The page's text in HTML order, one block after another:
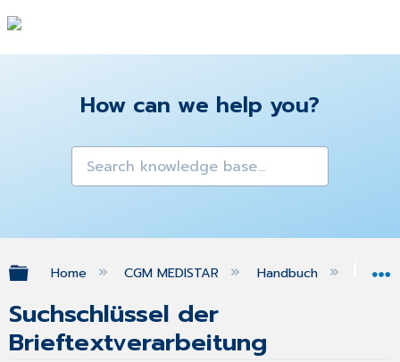
How can we help you?
Expand/collapse global hierarchy
Home CGM MEDISTAR Handbuch
Suchschlüssel der
Brieftextverarbeitung